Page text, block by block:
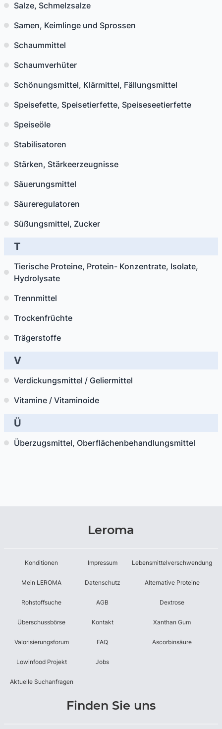
Salze, Schmelzsalze
Samen, Keimlinge und Sprossen
Schaummittel
Schaumverhüter
Schönungsmittel, Klärmittel, Fällungsmittel
Speisefette, Speisetierfette, Speiseseetierfette
Speiseöle
Stabilisatoren
Stärken, Stärkeerzeugnisse
Säuerungsmittel
Säureregulatoren
Süßungsmittel, Zucker
T
Tierische Proteine, Protein- Konzentrate, Isolate,
Hydrolysate
Trennmittel
Trockenfrüchte
Trägerstoffe
V
Verdickungsmittel / Geliermittel
Vitamine / Vitaminoide
Ü
Überzugsmittel, Oberflächenbehandlungsmittel
Leroma
Konditionen
Mein LEROMA
Rohstoffsuche
Überschussbörse
Valorisierungsforum
Lowinfood Projekt
Aktuelle Suchanfragen
Impressum
Datenschutz
AGB
Kontakt
FAQ
Jobs
Lebensmittelverschwendung
Alternative Proteine
Dextrose
Xanthan Gum
Ascorbinsäure
Finden Sie uns